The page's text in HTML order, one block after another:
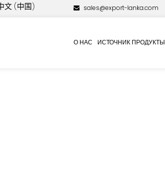
文 (中国) sales@export-lanka.com
О НАС ИСТОЧНИК ПРОДУКТЫ